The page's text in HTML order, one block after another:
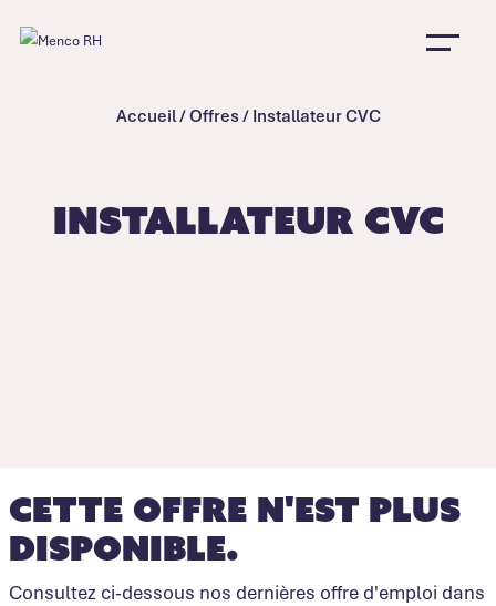
Accueil/Offres/ Installateur CVC
Installateur CVC
Cette offre n'est plus
disponible.
Consultez ci-dessous nos dernières offre d'emploi dans